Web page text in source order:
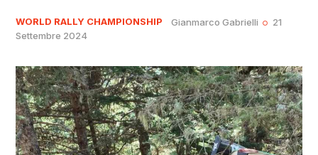
WORLD RALLY CHAMPIONSHIP Gianmarco Gabrielli
21
Settembre 2024